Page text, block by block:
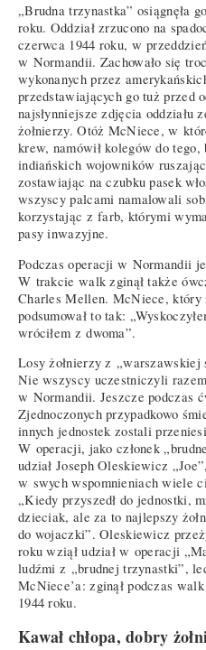
„Brudna trzynastka” osiągnęła
roku. Oddział zrzucono na
czerwca 1944 roku, w
w Normandii. Zachowało się
wykonanych przez
przedstawiających go tuż przed
najsłynniejsze zdjęcia oddziału
żołnierzy. Otóż McNiece, w
krew, namówił kolegów do
indiańskich wojowników
zostawiając na czubku pasek
wszyscy palcami namalowali
korzystając z farb, którymi
pasy inwazyjne.
Podczas operacji w Normandii
W trakcie walk zginął także
Charles Mellen. McNiece, który
podsumował to tak:
wróciłem z dwoma”.
Losy żołnierzy z „warszawskiej
Nie wszyscy uczestniczyli
w Normandii. Jeszcze podczas
Zjednoczonych przypadkowo
innych jednostek zostali
W operacji, jako członek
udział Joseph Oleskiewicz
w swych wspomnieniach wiele
„Kiedy przyszedł do jednostki,
dzieciak, ale za to najlepszy
do wojaczki”. Oleskiewicz
roku wziął udział w operacji
ludźmi z „brudnej trzynastki”,
McNiece’a: zginął podczas
1944 roku.
Kawał chłopa, dobry